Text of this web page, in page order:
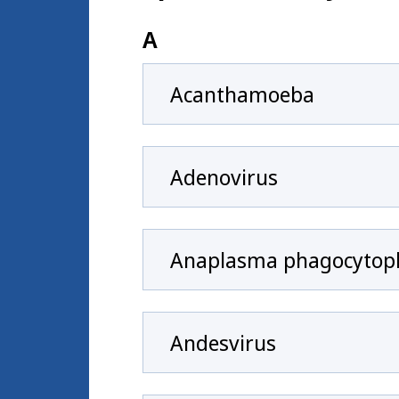
A
Acanthamoeba
Adenovirus
Anaplasma
Andesvirus